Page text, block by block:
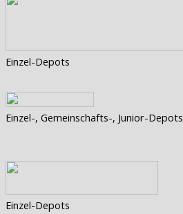
Einzel-Depots
Einzel-, Gemeinschafts-, Junior-Depots
Einzel-Depots